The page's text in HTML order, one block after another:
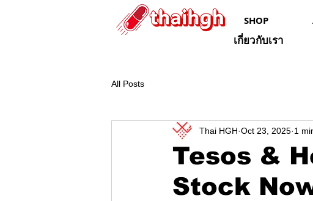
SHOP
เกี่ยวกับเรา
All Posts
Tesos &
Stock
Thai HGH Oct 23, 2025 1